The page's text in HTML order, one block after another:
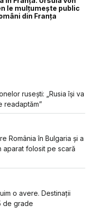
le mulțumește public
din Franța
rusești: „Rusia își va
readaptăm”
România în Bulgaria și a
aparat folosit pe scară
o avere. Destinații
de grade